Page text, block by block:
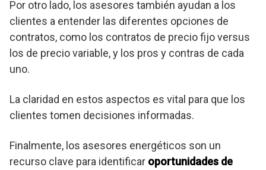
Por otro lado, los asesores también ayudan a los
clientes a entender las diferentes opciones de
contratos, como los contratos de precio fijo versus
los de precio variable, y los pros y contras de cada
uno.
La claridad en estos aspectos es vital para que los
clientes tomen decisiones informadas.
Finalmente, los asesores energéticos son un
recurso clave para identificar oportunidades de